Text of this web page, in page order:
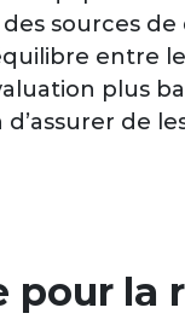
sources
entre
de
pour la